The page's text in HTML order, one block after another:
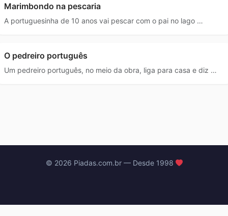
Marimbondo na pescaria
A portuguesinha de 10 anos vai pescar com o pai no lago …
O pedreiro português
Um pedreiro português, no meio da obra, liga para casa e diz …
© 2026 Piadas.com.br — Desde 1998